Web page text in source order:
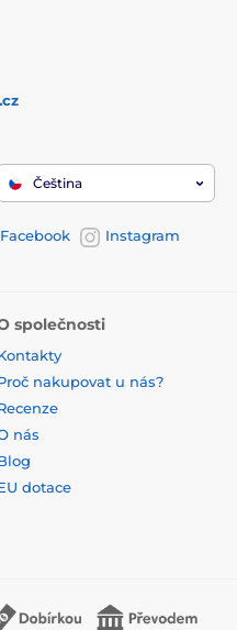
Čeština
Facebook
Instagram
společnosti
nakupovat u nás?
nás
dotace